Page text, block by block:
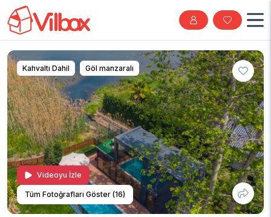
Videoyu İzle
Tüm Fotoğrafları Göster (16)
Kahvaltı Dahil Göl manzaralı